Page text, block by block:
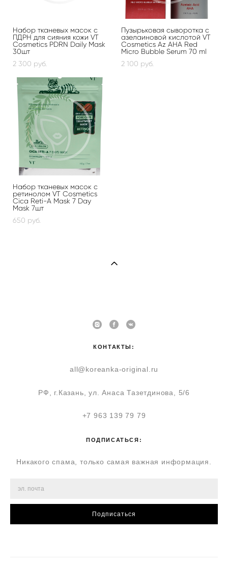
Набор тканевых масок с
ПДРН для сияния кожи VT
Cosmetics PDRN Daily Mask
30шт
2 300 pуб.
Пузырьковая сыворотка с
азелаиновой кислотой VT
Cosmetics Az AHA Red
Micro Bubble Serum 70 ml
2 100 pуб.
Набор тканевых масок с
ретинолом VT Cosmetics
Cica Reti-A Mask 7 Day
Mask 7шт
650 pуб.
КОНТАКТЫ:
all@koreanka-original.ru
РФ, г.Казань, ул. Анаса Тазетдинова, 5/6
+7 963 139 79 79
ПОДПИСАТЬСЯ:
Никакого спама, только самая важная информация.
Подписаться